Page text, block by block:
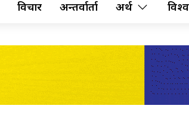
विचार अन्तर्वार्ता अर्थ विश्व